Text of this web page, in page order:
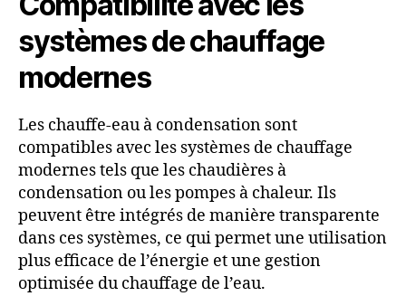
systèmes de chauffage
modernes
Les chauffe-eau à condensation sont
compatibles avec les systèmes de chauffage
modernes tels que les chaudières à
condensation ou les pompes à chaleur. Ils
peuvent être intégrés de manière transparente
dans ces systèmes, ce qui permet une utilisation
plus efficace de l’énergie et une gestion
optimisée du chauffage de l’eau.